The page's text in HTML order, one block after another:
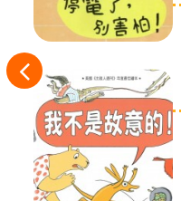
往
左
切
換